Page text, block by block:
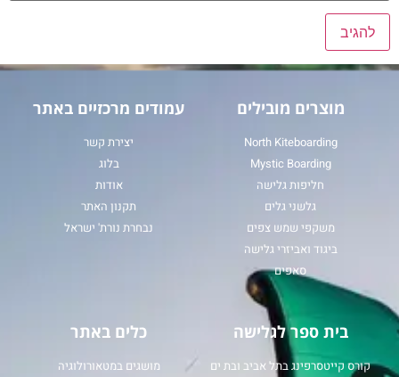
מוצרים מובילים
North Kiteboarding
Mystic Boarding
חליפות גלישה
גלשני גלים
משקפי שמש צפים
ביגוד ואביזרי גלישה
סאפים
עמודים מרכזיים באתר
יצירת קשר
בלוג
אודות
תקנון האתר
נבחרת נורת' ישראל
בית ספר לגלישה
קורס קייטסרפינג בתל אביב ובת ים
כלים באתר
מושגים במטאורולוגיה